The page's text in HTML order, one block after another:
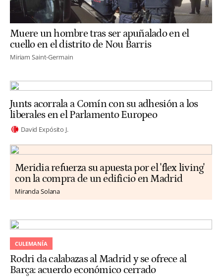
Muere un hombre tras ser apuñalado en el
cuello en el distrito de Nou Barris
Miriam Saint-Germain
Junts acorrala a Comín con su adhesión a los
liberales en el Parlamento Europeo
David Expósito J.
Meridia refuerza su apuesta por el 'flex living'
con la compra de un edificio en Madrid
Miranda Solana
CULEMANÍA
Rodri da calabazas al Madrid y se ofrece al
Barça: acuerdo económico cerrado